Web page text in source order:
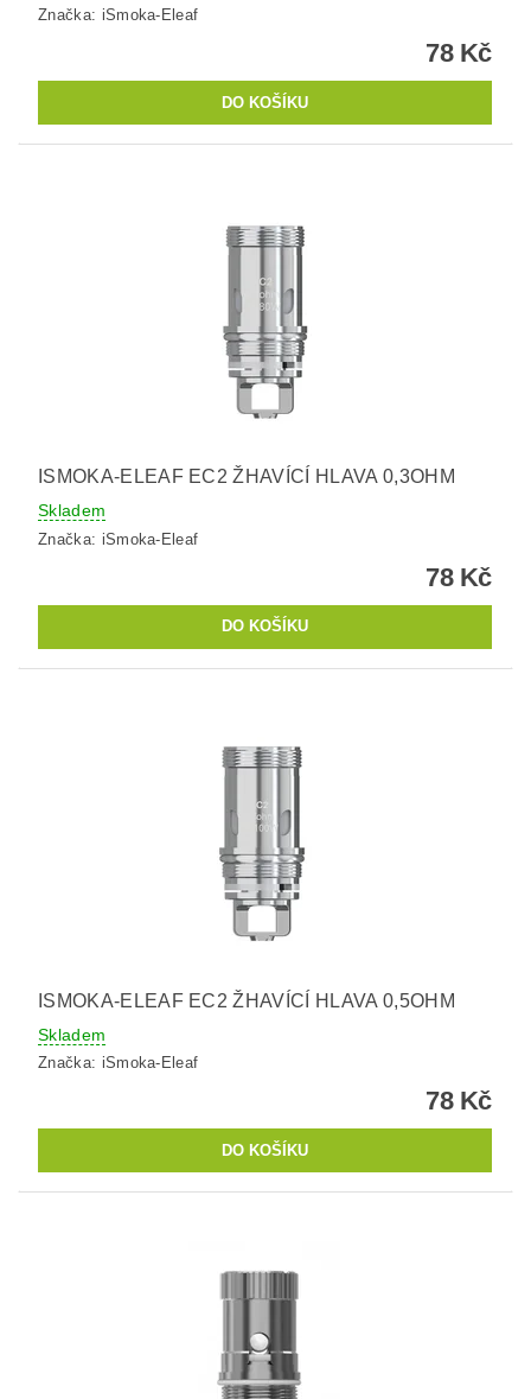
Značka: iSmoka-Eleaf
78 Kč
ISMOKA-ELEAF EC2 ŽHAVÍCÍ HLAVA 0,3OHM
Skladem
Značka: iSmoka-Eleaf
78 Kč
ISMOKA-ELEAF EC2 ŽHAVÍCÍ HLAVA 0,5OHM
Skladem
Značka: iSmoka-Eleaf
78 Kč